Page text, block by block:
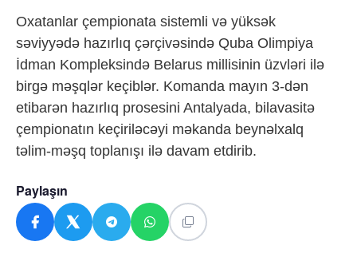
Oxatanlar çempionata sistemli və yüksək
səviyyədə hazırlıq çərçivəsində Quba Olimpiya
İdman Kompleksində Belarus millisinin üzvləri ilə
birgə məşqlər keçiblər. Komanda mayın 3-dən
etibarən hazırlıq prosesini Antalyada, bilavasitə
çempionatın keçiriləcəyi məkanda beynəlxalq
təlim-məşq toplanışı ilə davam etdirib.
Paylaşın